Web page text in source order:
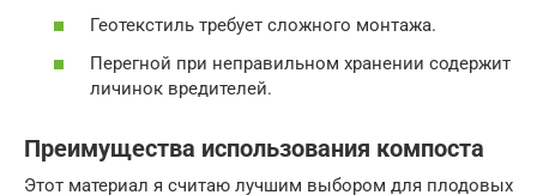
Геотекстиль требует сложного монтажа.
Перегной при неправильном хранении содержит
личинок вредителей.
Преимущества использования компоста
Этот материал я считаю лучшим выбором для плодовых